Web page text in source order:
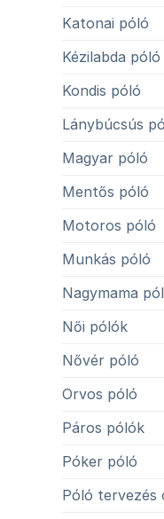
Katonai póló
Kézilabda póló
Kondis póló
Lánybúcsús
Magyar póló
Mentős póló
Motoros póló
Munkás póló
Nagymama
Női pólók
Nővér póló
Orvos póló
Páros pólók
Póker póló
Póló tervezés